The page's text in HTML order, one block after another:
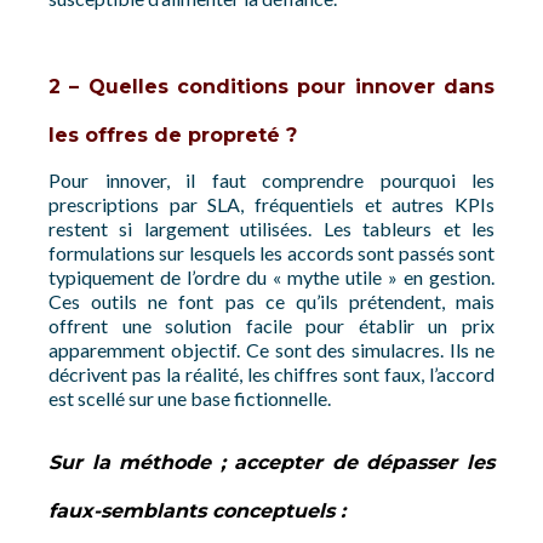
2 – Quelles conditions pour innover dans
les offres de propreté ?
Pour innover, il faut comprendre pourquoi les
prescriptions par SLA, fréquentiels et autres KPIs
restent si largement utilisées. Les tableurs et les
formulations sur lesquels les accords sont passés sont
typiquement de l’ordre du « mythe utile » en gestion.
Ces outils ne font pas ce qu’ils prétendent, mais
offrent une solution facile pour établir un prix
apparemment objectif. Ce sont des simulacres. Ils ne
décrivent pas la réalité, les chiffres sont faux, l’accord
est scellé sur une base fictionnelle.
Sur la méthode ; accepter de dépasser les
faux-semblants conceptuels :